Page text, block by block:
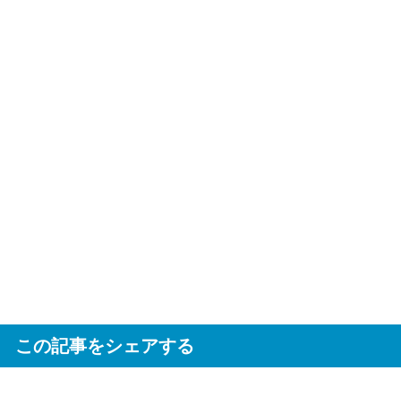
この記事をシェアする